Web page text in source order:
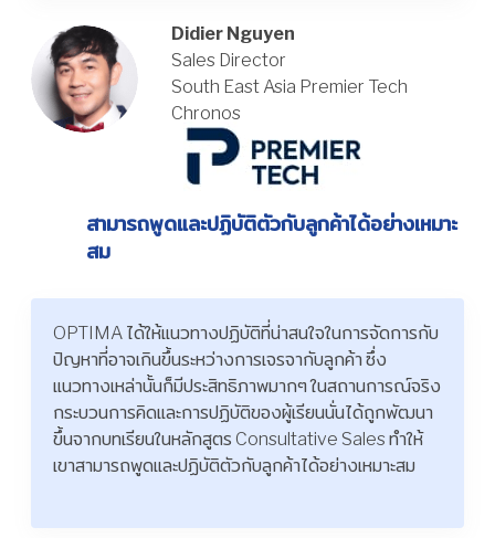
Didier Nguyen
Sales Director
South East Asia Premier Tech
Chronos
สามารถพูดและปฏิบัติตัวกับลูกค้าได้อย่างเหมาะ
สม
OPTIMA ได้ให้แนวทางปฏิบัติที่น่าสนใจในการจัดการกับ
ปัญหาที่อาจเกินขึ้นระหว่างการเจรจากับลูกค้า ซึ่ง
แนวทางเหล่านั้นก็มีประสิทธิภาพมากๆ ในสถานการณ์จริง
กระบวนการคิดและการปฏิบัติของผู้เรียนนั่นได้ถูกพัฒนา
ขึ้นจากบทเรียนในหลักสูตร Consultative Sales ทำให้
เขาสามารถพูดและปฏิบัติตัวกับลูกค้าได้อย่างเหมาะสม